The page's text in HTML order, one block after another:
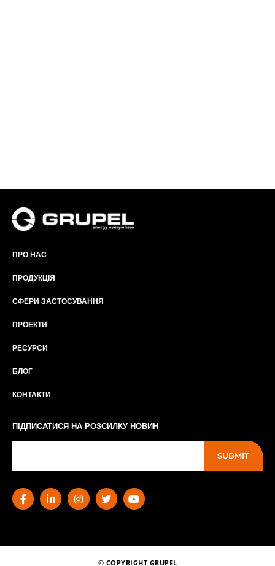
ПРО НАС
ПРОДУКЦІЯ
СФЕРИ ЗАСТОСУВАННЯ
ПРОЕКТИ
РЕСУРСИ
БЛОГ
КОНТАКТИ
ПІДПИСАТИСЯ НА РОЗСИЛКУ НОВИН
SUBMIT
© COPYRIGHT GRUPEL